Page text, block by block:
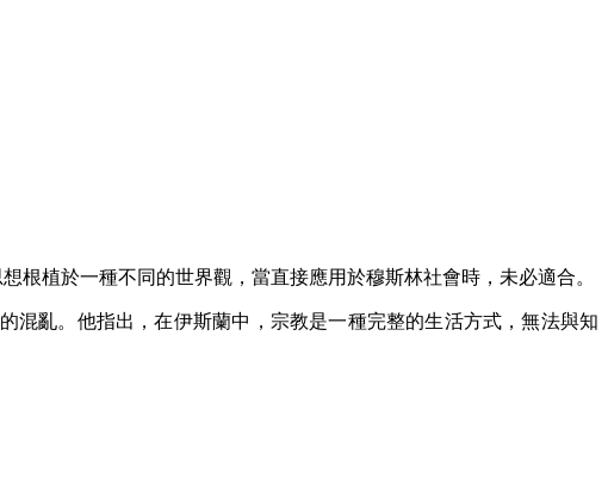
根植於一種不同的世界觀，當直接應用於穆斯林社會時，未必適合。
混亂。他指出，在伊斯蘭中，宗教是一種完整的生活方式，無法與知